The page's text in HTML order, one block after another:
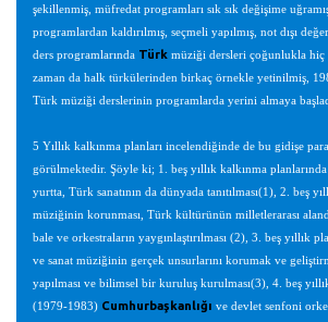
şekillenmiş, müfredat programları sık sık değişime
programlardan kaldırılmış, seçmeli yapılmış, not dışı
ders programlarında Türk müziği dersleri çoğunlukla hiç
zaman da halk türkülerinden birkaç örnekle yetinilmiş,
Türk müziği derslerinin programlarda yerini almaya
5 Yıllık kalkınma planları incelendiğinde de bu gidişe
görülmektedir. Şöyle ki; 1. beş yıllık kalkınma planlarında
yurtta, Türk sanatının da dünyada tanıtılması(1), 2. beş
müziğinin korunması, Türk kültürünün milletlerarası
bale ve orkestraların yaygınlaştırılması (2), 3. beş yıllık
ve sanat müziğinin gerçek unsurlarını korumak ve
yapılması ve bilimsel bir kuruluş kurulması(3), 4. beş
(1979-1983) Cumhurbaşkanlığı ve devlet senfoni